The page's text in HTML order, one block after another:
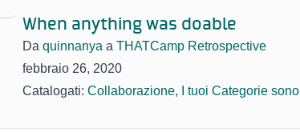
When anything was doable
Da quinnanya a THATCamp Retrospective
febbraio 26, 2020
Catalogati: Collaborazione, I tuoi Categorie